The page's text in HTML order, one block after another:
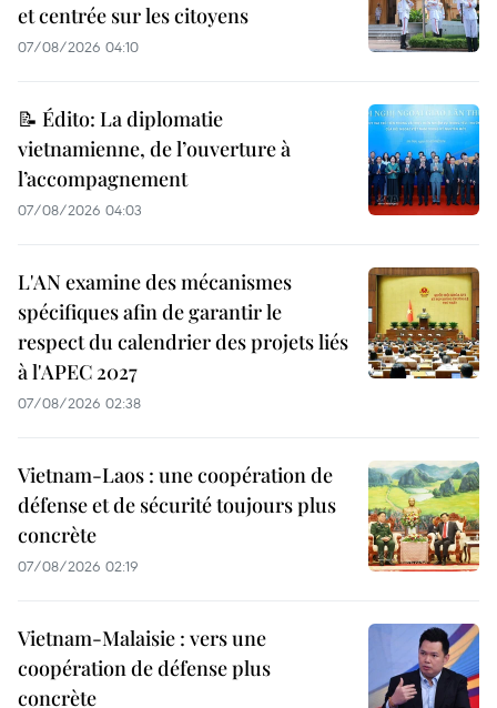
et centrée sur les citoyens
07/08/2026 04:10
📝 Édito: La diplomatie
vietnamienne, de l’ouverture à
l’accompagnement
07/08/2026 04:03
L'AN examine des mécanismes
spécifiques afin de garantir le
respect du calendrier des projets liés
à l'APEC 2027
07/08/2026 02:38
Vietnam-Laos : une coopération de
défense et de sécurité toujours plus
concrète
07/08/2026 02:19
Vietnam-Malaisie : vers une
coopération de défense plus
concrète